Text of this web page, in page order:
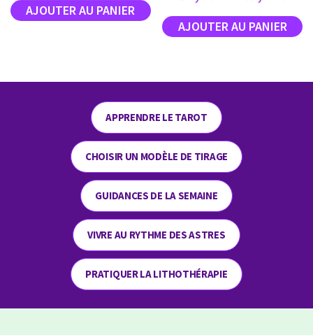
APPRENDRE LE TAROT
CHOISIR UN MODÈLE DE TIRAGE
GUIDANCES DE LA SEMAINE
VIVRE AU RYTHME DES ASTRES
PRATIQUER LA LITHOTHÉRAPIE